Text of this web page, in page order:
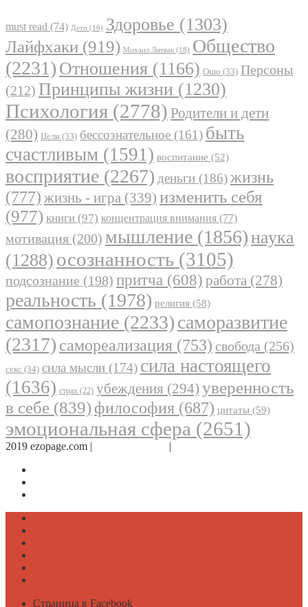
must read (74) Дети (16) Здоровье (1303)
Лайфхаки (919) Михаил Литвак (18) Общество
(2231) Отношения (1166) Ошо (33) Персоны
(212) Принципы жизни (1230)
Психология (2778) Родители и дети
(280) Цели (33) бессознательное (161) быть
счастливым (1591) воспитание (52)
восприятие (2267) деньги (186)жизнь
(777) жизнь - игра (339) изменить себя
(977) книги (97) концентрация внимания (77)
мотивация (200) мышление (1856)наука
(1288) осознанность (3105)
подсознание (198) притча (608) работа (278)
реальность (1978) религия (58)
самопознание (2233)саморазвитие
(2317) самореализация (753) свобода (256)
секс (34) сила мысли (174) сила настоящего
(1636) страх (22) убеждения (294) уверенность
в себе (839) философия (687) цитаты (59)
эмоциональная сфера (2651)
2019 ezopage.com | |
Страница в Facebook